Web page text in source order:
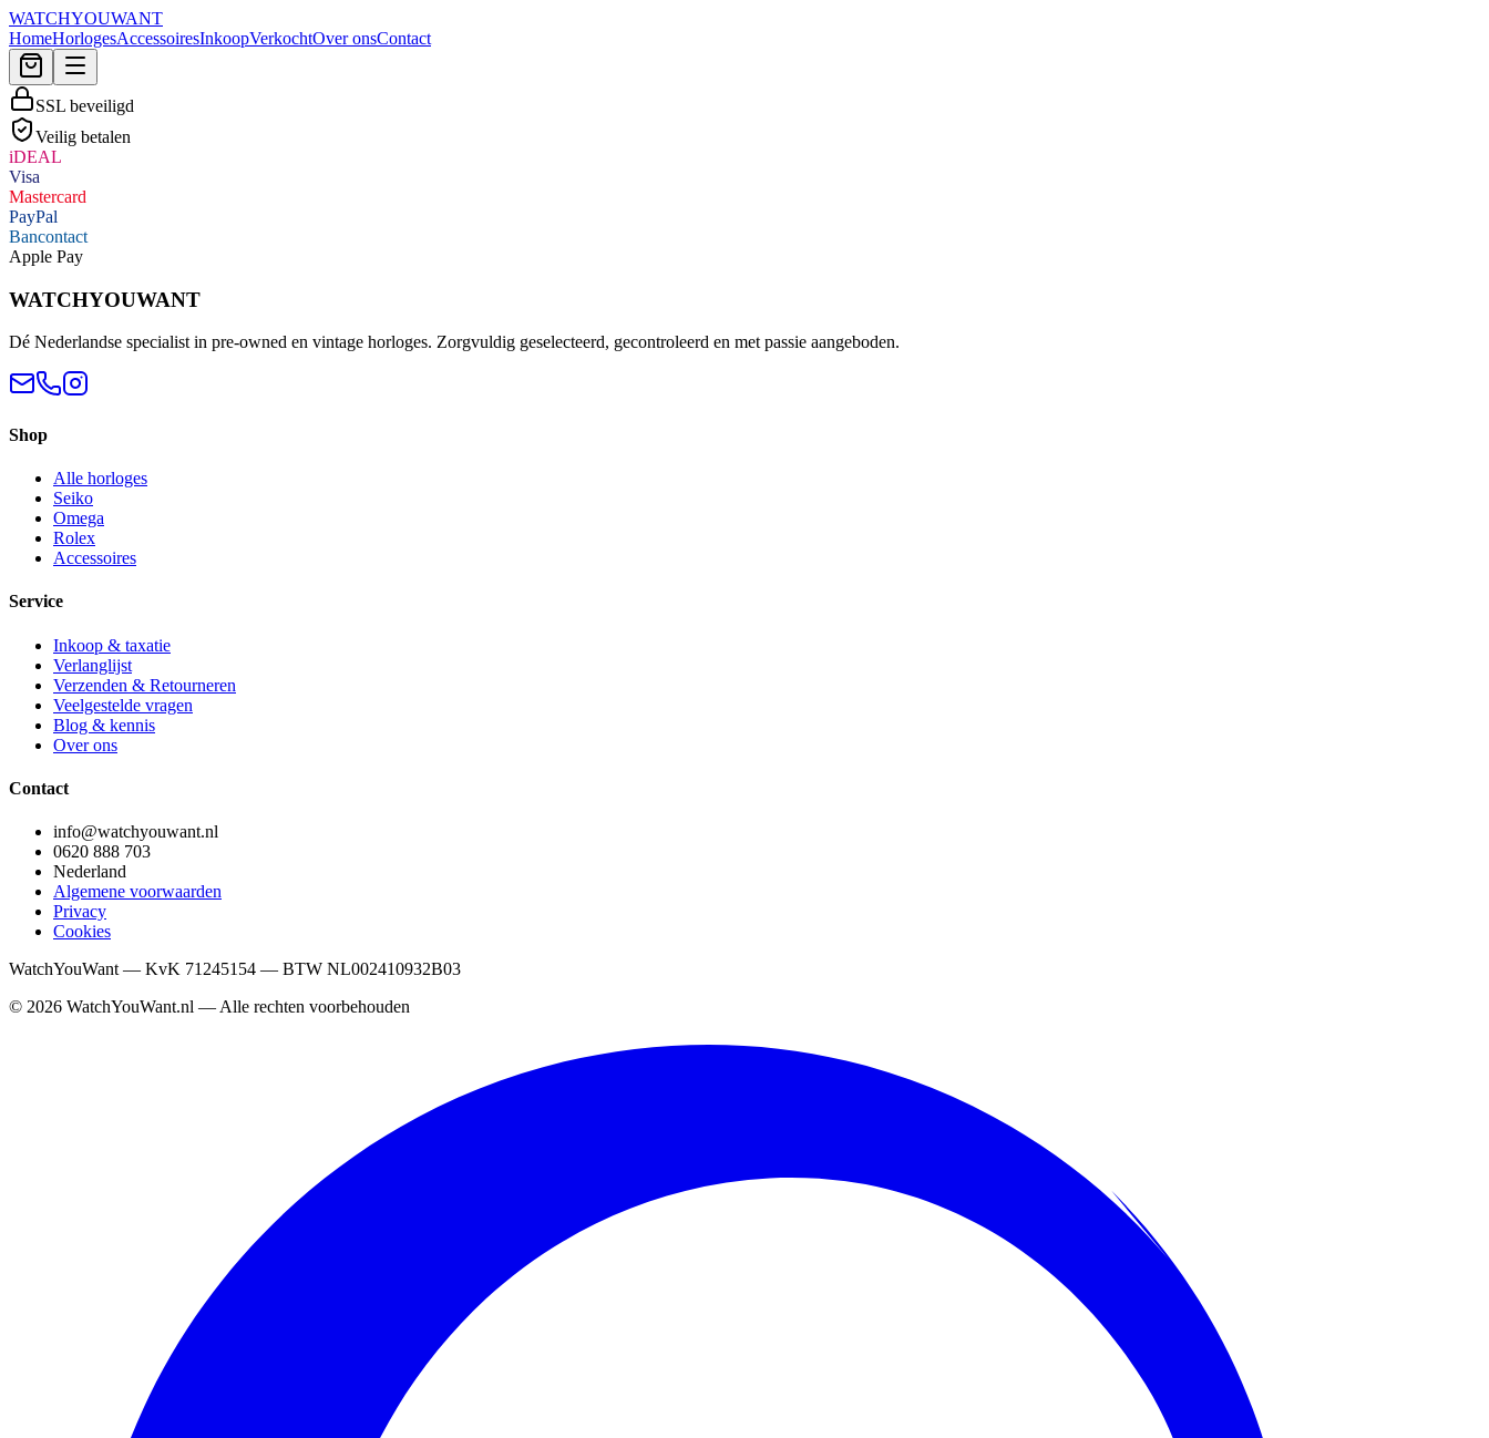
WATCHYOUWANT
HomeHorlogesAccessoiresInkoopVerkochtOver onsContact
SSL beveiligd
Veilig betalen
iDEAL
Visa
Mastercard
PayPal
Bancontact
Apple Pay
WATCHYOUWANT
Dé Nederlandse specialist in pre-owned en vintage horloges. Zorgvuldig geselecteerd, gecontroleerd en met passie aangeboden.
Shop
Alle horloges
Seiko
Omega
Rolex
Accessoires
Service
Inkoop & taxatie
Verlanglijst
Verzenden & Retourneren
Veelgestelde vragen
Blog & kennis
Over ons
Contact
info@watchyouwant.nl
0620 888 703
Nederland
Algemene voorwaarden
Privacy
Cookies
WatchYouWant — KvK 71245154 — BTW NL002410932B03
© 2026 WatchYouWant.nl — Alle rechten voorbehouden